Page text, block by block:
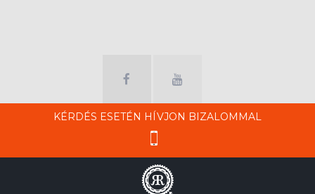
KÉRDÉS ESETÉN HÍVJON BIZALOMMAL